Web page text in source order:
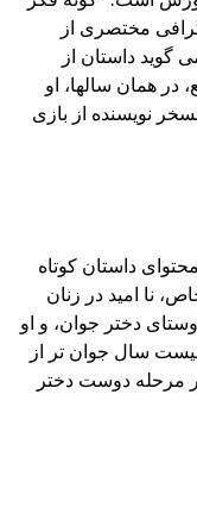
مختصری از
گوید داستان از
همان سالها، او
نویسنده از بازی
داستان کوتاه
نا امید در زنان
دختر جوان، و او
سال جوان تر از
مرحله دوست دختر